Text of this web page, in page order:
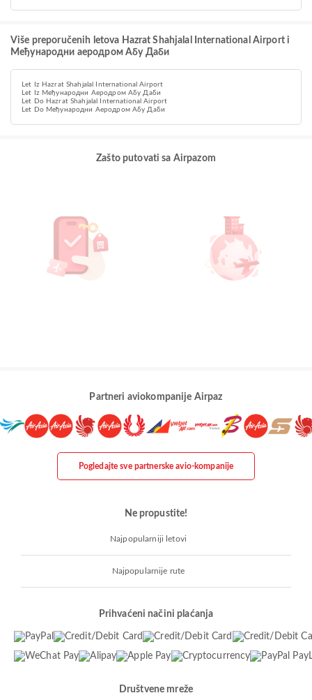
Više preporučenih letova Hazrat Shahjalal International Airport i
Међународни аеродром Абу Даби
Let Iz Hazrat Shahjalal International Airport
Let Iz Међународни Аеродром Абу Даби
Let Do Hazrat Shahjalal International Airport
Let Do Међународни Аеродром Абу Даби
Zašto putovati sa Airpazom
Partneri aviokompanije Airpaz
Pogledajte sve partnerske avio-kompanije
Ne propustite!
Najpopularniji letovi
Najpopularnije rute
Prihvaćeni načini plaćanja
Društvene mreže